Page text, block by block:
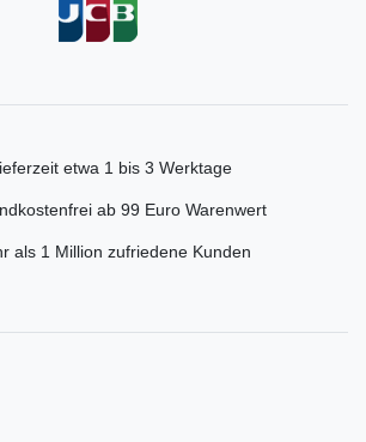
etwa 1 bis 3 Werktage
ab 99 Euro Warenwert
als 1 Million zufriedene Kunden